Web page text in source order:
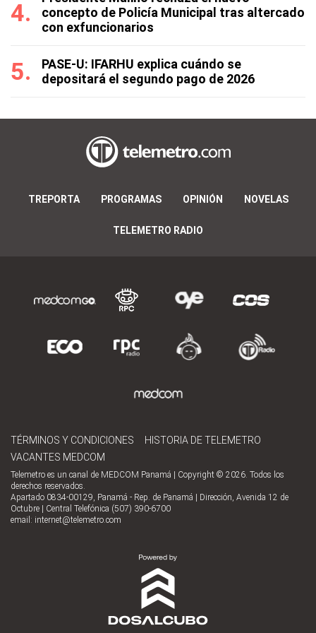
concepto de Policía Municipal tras altercado
con exfuncionarios
PASE-U: IFARHU explica cuándo se
depositará el segundo pago de 2026
TREPORTA PROGRAMAS OPINIÓN NOVELAS
TELEMETRO RADIO
TÉRMINOS Y CONDICIONES
HISTORIA DE TELEMETRO
VACANTES MEDCOM
Telemetro es un canal de MEDCOM Panamá | Copyright © 2026. Todos los
derechos reservados.
Apartado 0834-00129, Panamá - Rep. de Panamá | Dirección, Avenida 12 de
Octubre | Central Telefónica (507) 390-6700
email: internet@telemetro.com